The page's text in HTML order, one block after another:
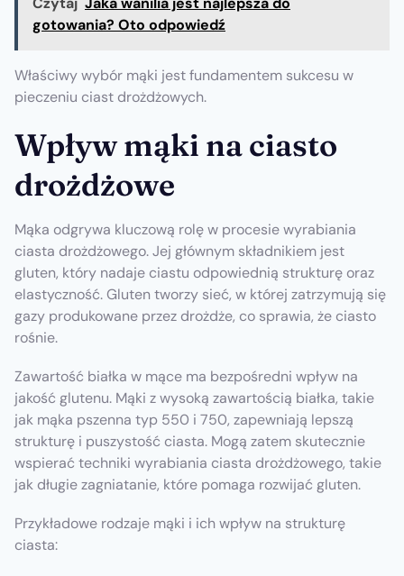
gotowania? Oto odpowiedź
Właściwy wybór mąki jest fundamentem sukcesu w
pieczeniu ciast drożdżowych.
Wpływ mąki na ciasto
drożdżowe
Mąka odgrywa kluczową rolę w procesie wyrabiania
ciasta drożdżowego. Jej głównym składnikiem jest
gluten, który nadaje ciastu odpowiednią strukturę oraz
elastyczność. Gluten tworzy sieć, w której zatrzymują się
gazy produkowane przez drożdże, co sprawia, że ciasto
rośnie.
Zawartość białka w mące ma bezpośredni wpływ na
jakość glutenu. Mąki z wysoką zawartością białka, takie
jak mąka pszenna typ 550 i 750, zapewniają lepszą
strukturę i puszystość ciasta. Mogą zatem skutecznie
wspierać techniki wyrabiania ciasta drożdżowego, takie
jak długie zagniatanie, które pomaga rozwijać gluten.
Przykładowe rodzaje mąki i ich wpływ na strukturę
ciasta: